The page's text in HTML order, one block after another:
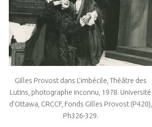
Gilles Provost dans L’imbécile, Théâtre des
Lutins, photographe inconnu, 1978. Université
d’Ottawa, CRCCF, Fonds Gilles Provost (P420),
Ph326-329.